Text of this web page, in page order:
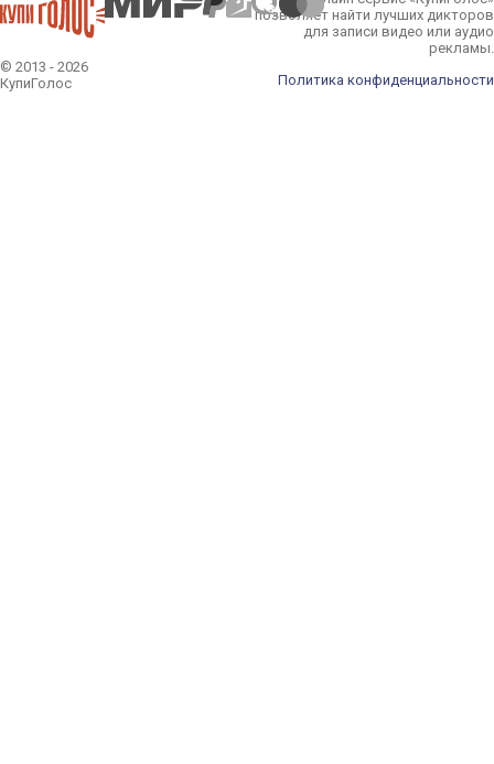
© 2013 - 2026
КупиГолос
позволяет найти лучших дикторов
для записи видео или аудио
рекламы.
Политика конфиденциальности